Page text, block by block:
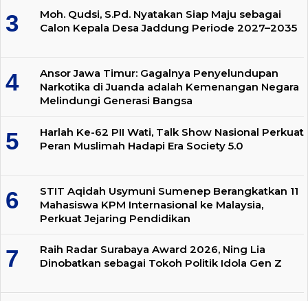
Moh. Qudsi, S.Pd. Nyatakan Siap Maju sebagai
Calon Kepala Desa Jaddung Periode 2027–2035
Ansor Jawa Timur: Gagalnya Penyelundupan
Narkotika di Juanda adalah Kemenangan Negara
Melindungi Generasi Bangsa
Harlah Ke-62 PII Wati, Talk Show Nasional Perkuat
Peran Muslimah Hadapi Era Society 5.0
STIT Aqidah Usymuni Sumenep Berangkatkan 11
Mahasiswa KPM Internasional ke Malaysia,
Perkuat Jejaring Pendidikan
Raih Radar Surabaya Award 2026, Ning Lia
Dinobatkan sebagai Tokoh Politik Idola Gen Z